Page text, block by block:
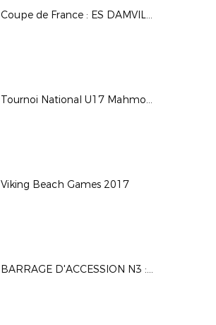
Coupe de France : ES DAMVILLE 2-2 (Tab 3-5) CS BEAUMONT
Tournoi National U17 Mahmoud TIARCI - Saison 2017-2018
Viking Beach Games 2017
BARRAGE D'ACCESSION N3 : MATCH1